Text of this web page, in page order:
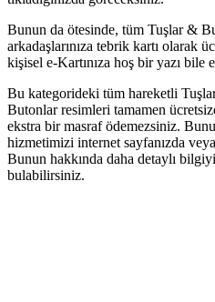
Bunun da ötesinde, tüm Tuşlar &
arkadaşlarınıza tebrik kartı olarak
kişisel e-Kartınıza hoş bir yazı bile
Bu kategorideki tüm hareketli
Butonlar resimleri tamamen
ekstra bir masraf ödemezsiniz.
hizmetimizi internet sayfanızda
Bunun hakkında daha detaylı bilgiyi
bulabilirsiniz.